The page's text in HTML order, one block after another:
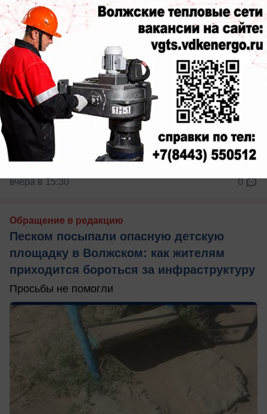
вчера в 15:30 0
Обращение в редакцию
Песком посыпали опасную детскую
площадку в Волжском: как жителям
приходится бороться за инфраструктуру
Просьбы не помогли